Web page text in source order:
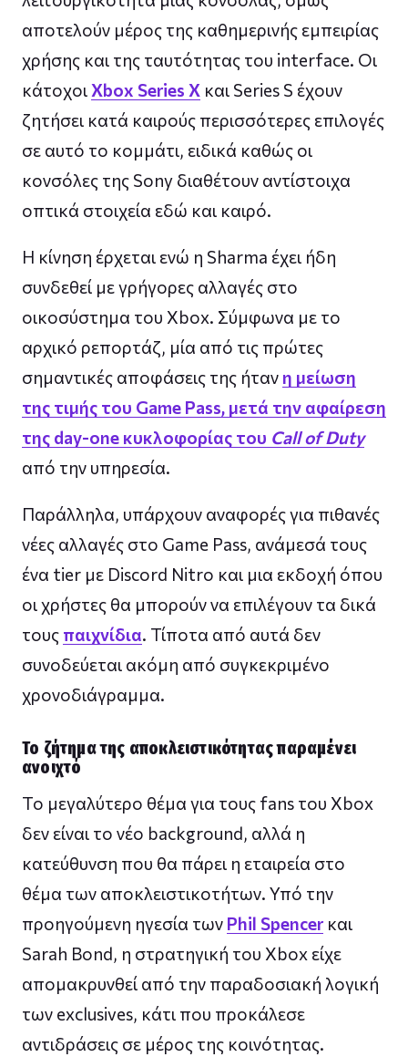
αποτελούν μέρος της καθημερινής εμπειρίας
χρήσης και της ταυτότητας του interface. Οι
κάτοχοιXbox Series X και Series S έχουν
ζητήσει κατά καιρούς περισσότερες επιλογές
σε αυτό το κομμάτι, ειδικά καθώς οι
κονσόλες της Sony διαθέτουν αντίστοιχα
οπτικά στοιχεία εδώ και καιρό.
Η κίνηση έρχεται ενώ η Sharma έχει ήδη
συνδεθεί με γρήγορες αλλαγές στο
οικοσύστημα του Xbox. Σύμφωνα με το
αρχικό ρεπορτάζ, μία από τις πρώτες
σημαντικές αποφάσεις της ήταν η μείωση
της τιμής του Game Pass, μετά την αφαίρεση
της day-one κυκλοφορίας του Call of Duty
από την υπηρεσία.
Παράλληλα, υπάρχουν αναφορές για πιθανές
νέες αλλαγές στο Game Pass, ανάμεσά τους
ένα tier με Discord Nitro και μια εκδοχή όπου
οι χρήστες θα μπορούν να επιλέγουν τα δικά
τους παιχνίδια. Τίποτα από αυτά δεν
συνοδεύεται ακόμη από συγκεκριμένο
χρονοδιάγραμμα.
Το ζήτημα της αποκλειστικότητας παραμένει
ανοιχτό
Το μεγαλύτερο θέμα για τους fans του Xbox
δεν είναι το νέο background, αλλά η
κατεύθυνση που θα πάρει η εταιρεία στο
θέμα των αποκλειστικοτήτων. Υπό την
προηγούμενη ηγεσία των Phil Spencer και
Sarah Bond, η στρατηγική του Xbox είχε
απομακρυνθεί από την παραδοσιακή λογική
των exclusives, κάτι που προκάλεσε
αντιδράσεις σε μέρος της κοινότητας.